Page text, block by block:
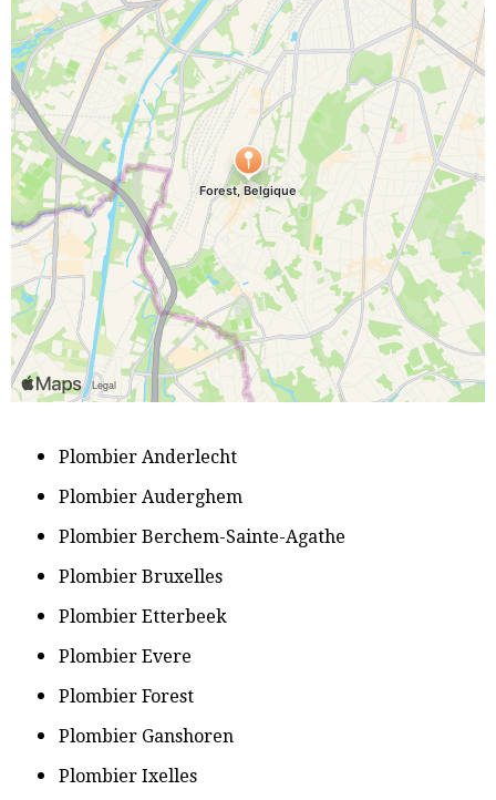
Plombier Anderlecht
​Plombier Auderghem
Plombier Berchem-Sainte-Agathe
​Plombier Bruxelles
​Plombier Etterbeek
​Plombier Evere
​Plombier Forest
​Plombier Ganshoren
​Plombier Ixelles